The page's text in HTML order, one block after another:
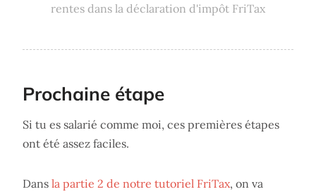
rentes dans la déclaration d'impôt FriTax
Prochaine étape
Si tu es salarié comme moi, ces premières étapes
ont été assez faciles.
Dans la partie 2 de notre tutoriel FriTax, on va